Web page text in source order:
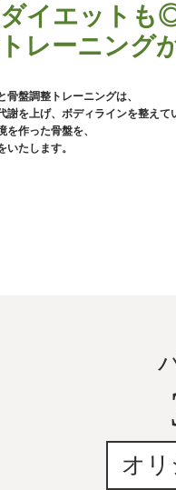
イエットも
レーニング
盤調整トレーニングは、
を上げ、ボディラインを整えて
作った骨盤を、
たします。
オ